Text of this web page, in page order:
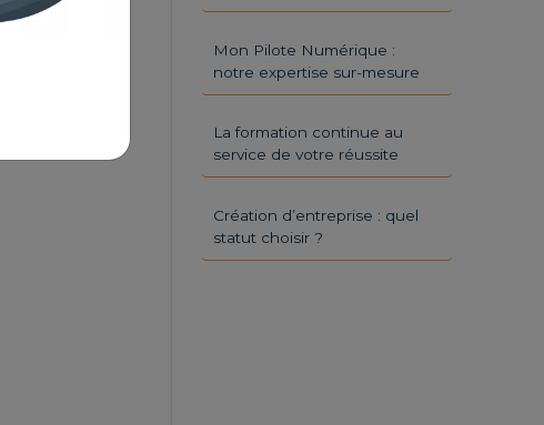
Mon Pilote Numérique :
notre expertise sur-mesure
La formation continue au
service de votre réussite
Création d’entreprise : quel
statut choisir ?